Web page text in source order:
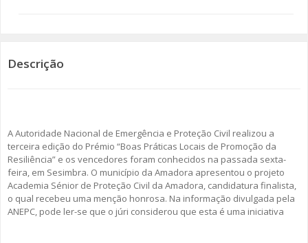
ENCONTROS IMAGINÁRIOS
(RE) PENSAMENTOS
ECOMOVE-TE
HISTÓRIAS DE ABRIL
Descrição
A Autoridade Nacional de Emergência e Proteção Civil realizou a
terceira edição do Prémio “Boas Práticas Locais de Promoção da
Resiliência” e os vencedores foram conhecidos na passada sexta-
feira, em Sesimbra. O município da Amadora apresentou o projeto
Academia Sénior de Proteção Civil da Amadora, candidatura finalista,
o qual recebeu uma menção honrosa. Na informação divulgada pela
ANEPC, pode ler-se que o júri considerou que esta é uma iniciativa